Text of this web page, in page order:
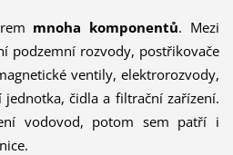
mnoha komponentů. Mezi
podzemní rozvody, postřikovače
ven­tily, elektrorozvody,
čidla a filtrační zařízení.
vodovod, potom sem pa­tří i